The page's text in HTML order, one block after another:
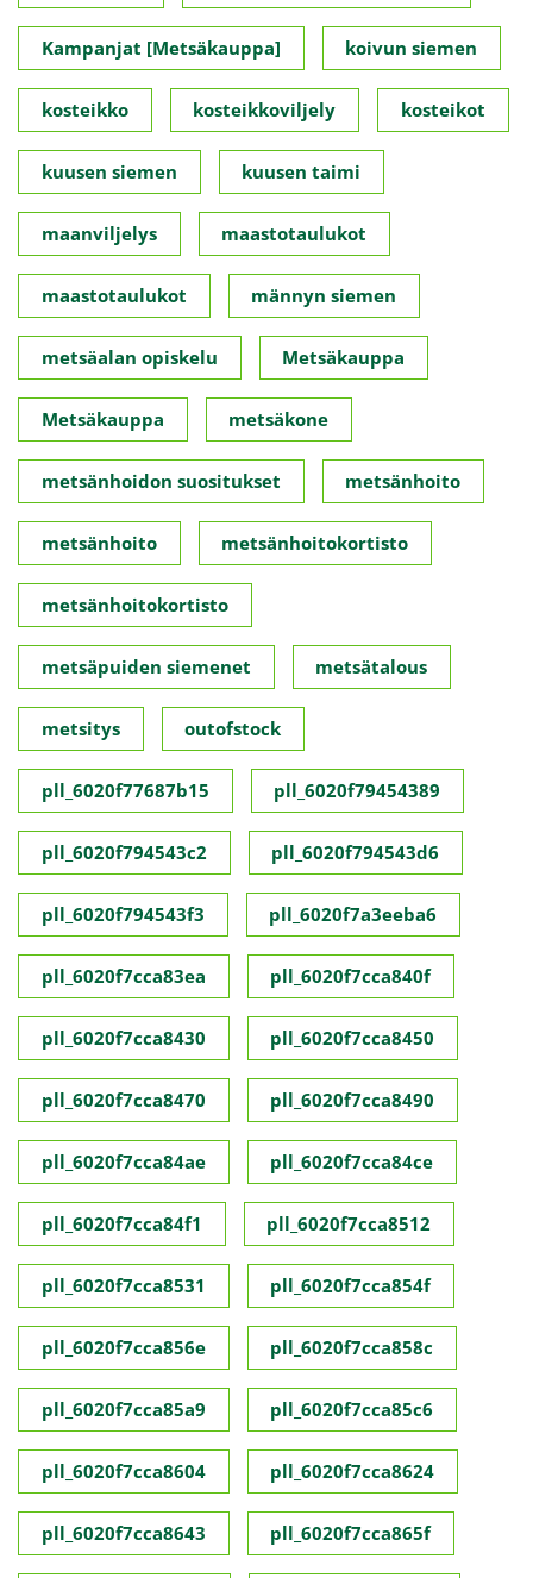
Kampanjat [Metsäkauppa] koivun siemen
kosteikko kosteikkoviljely kosteikot
kuusen siemen kuusen taimi
maanviljelys maastotaulukot
maastotaulukot männyn siemen
metsäalan opiskelu Metsäkauppa
Metsäkauppa metsäkone
metsänhoidon suositukset metsänhoito
metsänhoito metsänhoitokortisto
metsänhoitokortisto
metsäpuiden siemenet metsätalous
metsitys outofstock
pll_6020f77687b15 pll_6020f79454389
pll_6020f794543c2 pll_6020f794543d6
pll_6020f794543f3 pll_6020f7a3eeba6
pll_6020f7cca83ea pll_6020f7cca840f
pll_6020f7cca8430 pll_6020f7cca8450
pll_6020f7cca8470 pll_6020f7cca8490
pll_6020f7cca84ae pll_6020f7cca84ce
pll_6020f7cca84f1 pll_6020f7cca8512
pll_6020f7cca8531 pll_6020f7cca854f
pll_6020f7cca856e pll_6020f7cca858c
pll_6020f7cca85a9 pll_6020f7cca85c6
pll_6020f7cca8604 pll_6020f7cca8624
pll_6020f7cca8643 pll_6020f7cca865f